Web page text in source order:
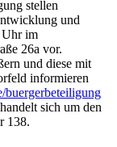
stellen
und
Uhr im
26a vor.
und diese mit
informieren
sich um den
138.